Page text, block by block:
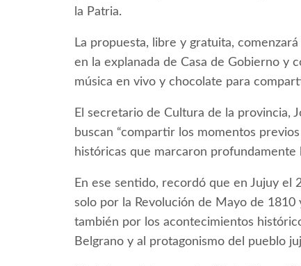
la Patria.
La propuesta, libre y gratuita,
en la explanada de Casa de Gobierno y
música en vivo y chocolate para
El secretario de Cultura de la provincia,
buscan “compartir los momentos
históricas que marcaron
En ese sentido, recordó que en Jujuy el
solo por la Revolución de Mayo de
también por los acontecimientos
Belgrano y al protagonismo del pueblo